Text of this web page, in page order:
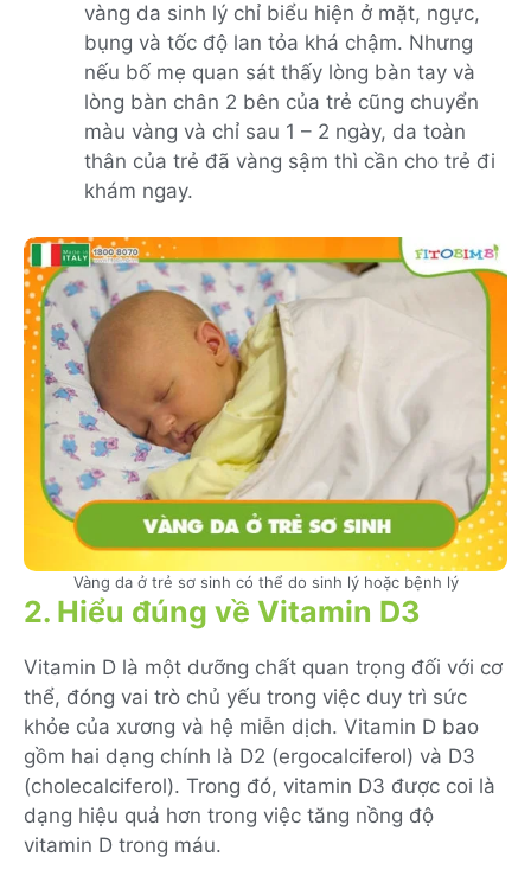
vàng da sinh lý chỉ biểu hiện ở mặt, ngực,
bụng và tốc độ lan tỏa khá chậm. Nhưng
nếu bố mẹ quan sát thấy lòng bàn tay và
lòng bàn chân 2 bên của trẻ cũng chuyển
màu vàng và chỉ sau 1 – 2 ngày, da toàn
thân của trẻ đã vàng sậm thì cần cho trẻ đi
khám ngay.
Vàng da ở trẻ sơ sinh có thể do sinh lý hoặc bệnh lý
2. Hiểu đúng về Vitamin D3
Vitamin D là một dưỡng chất quan trọng đối với cơ
thể, đóng vai trò chủ yếu trong việc duy trì sức
khỏe của xương và hệ miễn dịch. Vitamin D bao
gồm hai dạng chính là D2 (ergocalciferol) và D3
(cholecalciferol). Trong đó, vitamin D3 được coi là
dạng hiệu quả hơn trong việc tăng nồng độ
vitamin D trong máu.